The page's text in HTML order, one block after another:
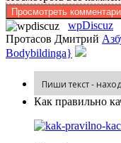
Просмотреть
wpDiscuz
Протасов Дмитрий
Bodybildinga}
Как пра­виль­но